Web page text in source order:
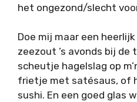
het ongezond/slecht
Doe mij maar een
zeezout ’s avonds bij de
scheutje hagelslag op
frietje met satésaus, of
sushi. En een goed glas